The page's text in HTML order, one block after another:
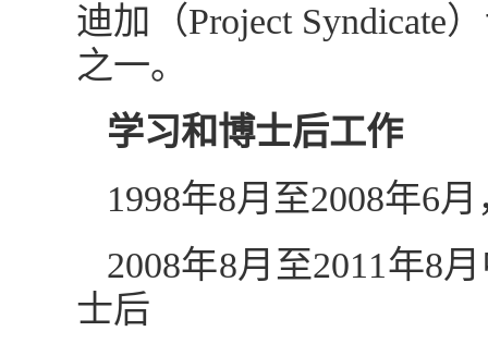
迪加（Project Syndicate
之一。
学习和博士后工作
1998年8月至2008年6
2008年8月至2011年8
士后